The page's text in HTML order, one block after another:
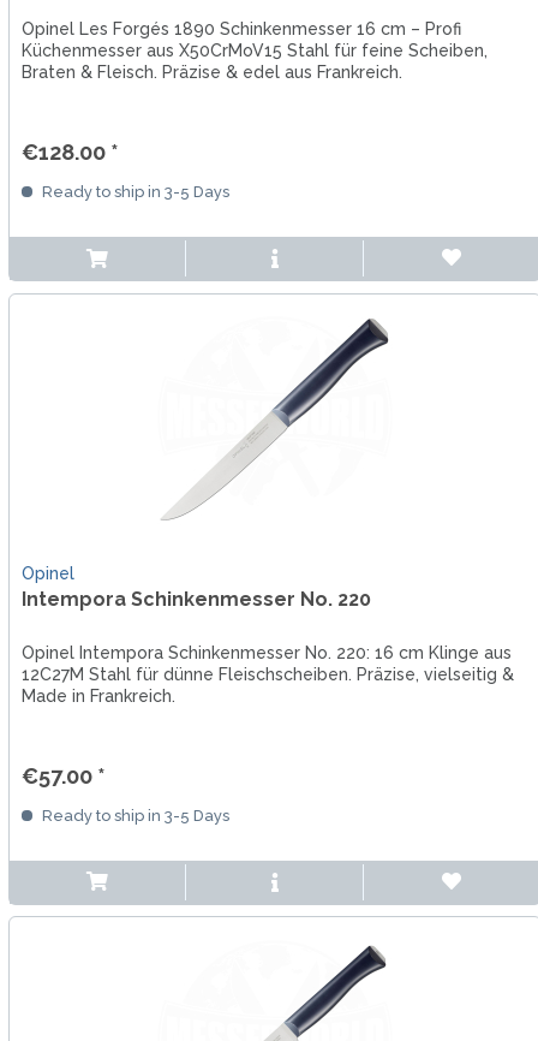
Opinel Les Forgés 1890 Schinkenmesser 16 cm – Profi
Küchenmesser aus X50CrMoV15 Stahl für feine Scheiben,
Braten & Fleisch. Präzise & edel aus Frankreich.
€128.00 *
Ready to ship in 3-5 Days
Opinel
Intempora Schinkenmesser No. 220
Opinel Intempora Schinkenmesser No. 220: 16 cm Klinge aus
12C27M Stahl für dünne Fleischscheiben. Präzise, vielseitig &
Made in Frankreich.
€57.00 *
Ready to ship in 3-5 Days